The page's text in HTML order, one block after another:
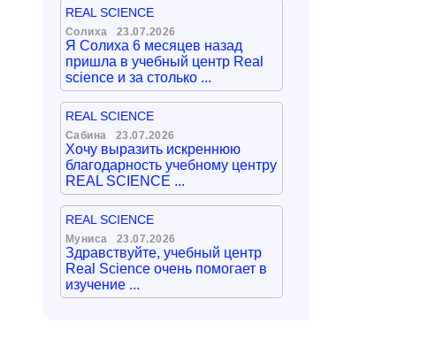
REAL SCIENCE
Солиха 23.07.2026
Я Солиха 6 месяцев назад
пришла в учебный центр Real
science и за столько ...
REAL SCIENCE
Сабина 23.07.2026
Хочу выразить искреннюю
благодарность учебному центру
REAL SCIENCE ...
REAL SCIENCE
Муниса 23.07.2026
Здравствуйте, учебный центр
Real Science очень помогает в
изучение ...